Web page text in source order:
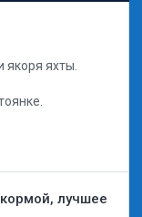
якоря яхты.
лучшее